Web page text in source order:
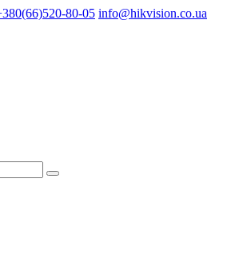
80-05 info@hikvision.co.ua